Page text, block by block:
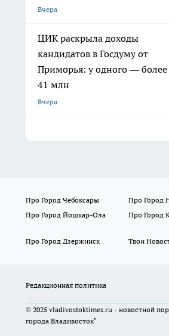
Вчера
ЦИК раскрыла доходы
кандидатов в Госдуму от
Приморья: у одного — более
41 млн
Вчера
Про Город Чебоксары Про Город
Про Город Йошкар-Ола
Про Город
Про Город Дзержинск Твои
Редакционная политика
© 2025 vladivostoktimes.ru - новостной
города Владивосток"